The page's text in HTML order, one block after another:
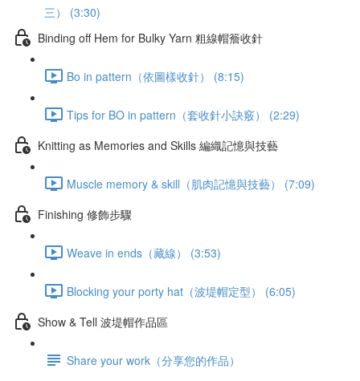
三） (3:30)
Binding off Hem for Bulky Yarn 粗線帽簷收針
Bo in pattern（依圖樣收針） (8:15)
Tips for BO in pattern（套收針小訣竅） (2:29)
Knitting as Memories and Skills 編織記憶與技藝
Muscle memory & skill（肌肉記憶與技藝） (7:09)
Finishing 修飾步驟
Weave in ends（藏線） (3:53)
Blocking your porty hat（波堤帽定型） (6:05)
Show & Tell 波堤帽作品區
Share your work（分享您的作品）